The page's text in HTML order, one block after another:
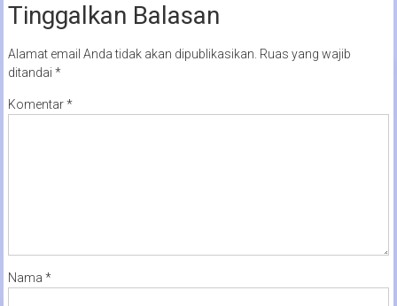
Tinggalkan Balasan
Alamat email Anda tidak akan dipublikasikan. Ruas yang wajib
ditandai *
Komentar*
Nama *